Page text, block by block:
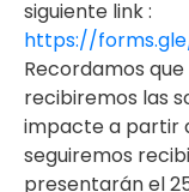
siguiente link :
https://
Recordamos
recibiremos las
impacte a partir
seguiremos
presentarán el